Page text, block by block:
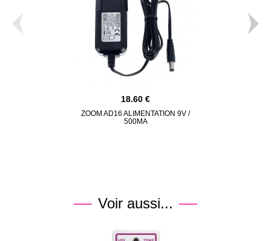
18.60
ZOOM AD16 ALIMENTATION 9V /
500MA
Voir aussi...